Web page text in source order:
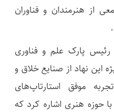
از هنرمندان و فناوران
رئیس پارک علم و فناوری
این نهاد از صنایع خلاق و
موفق استارتاپ‌های
حوزه هنری اشاره کرد که